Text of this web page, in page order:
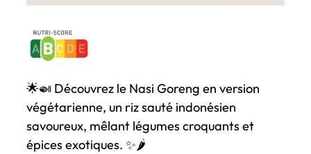
🌟🍛 Découvrez le Nasi Goreng en version
végétarienne, un riz sauté indonésien
savoureux, mêlant légumes croquants et
épices exotiques. ✨🌶️